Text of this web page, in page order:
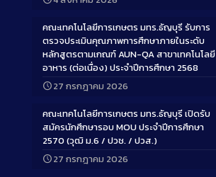
คณะเทคโนโลยีการเกษตร มทร.ธัญบุรี รับการ
ตรวจประเมินคุณภาพการศึกษาภายในระดับ
หลักสูตรตามเกณฑ์ AUN-QA สาขาเทคโนโลยี
อาหาร (ต่อเนื่อง) ประจำปีการศึกษา 2568
27 กรกฎาคม 2026
คณะเทคโนโลยีการเกษตร มทร.ธัญบุรี เปิดรับ
สมัครนักศึกษารอบ MOU ประจำปีการศึกษา
2570 (วุฒิ ม.6 / ปวช. / ปวส.)
27 กรกฎาคม 2026